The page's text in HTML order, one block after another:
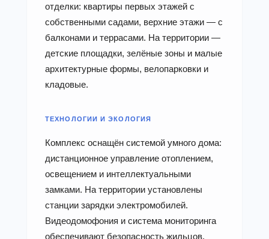
отделки: квартиры первых этажей с
собственными садами, верхние этажи — с
балконами и террасами. На территории —
детские площадки, зелёные зоны и малые
архитектурные формы, велопарковки и
кладовые.
ТЕХНОЛОГИИ И ЭКОЛОГИЯ
Комплекс оснащён системой умного дома:
дистанционное управление отоплением,
освещением и интеллектуальными
замками. На территории установлены
станции зарядки электромобилей.
Видеодомофония и система мониторинга
обеспечивают безопасность жильцов.